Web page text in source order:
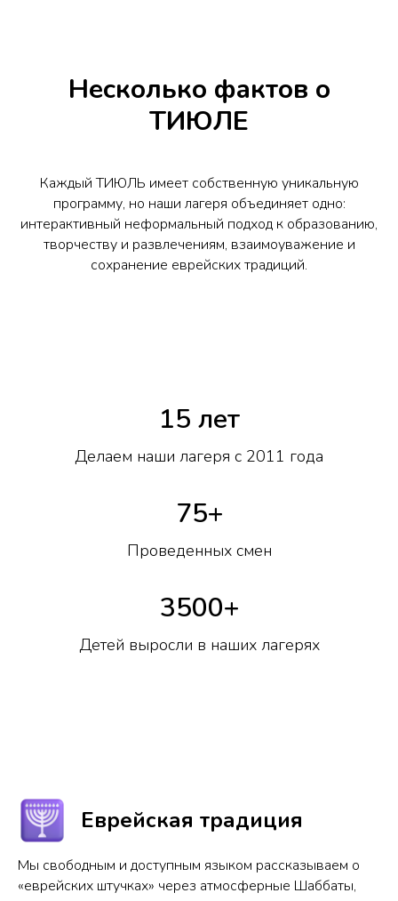
Несколько фактов о
ТИЮЛЕ
Каждый ТИЮЛЬ имеет собственную уникальную
программу, но наши лагеря объединяет одно:
интерактивный неформальный подход к образованию,
творчеству и развлечениям, взаимоуважение и
сохранение еврейских традиций.
15 лет
Делаем наши лагеря с 2011 года
75+
Проведенных смен
3500+
Детей выросли в наших лагерях
Еврейская традиция
Мы свободным и доступным языком рассказываем о
«еврейских штучках» через атмосферные Шаббаты,